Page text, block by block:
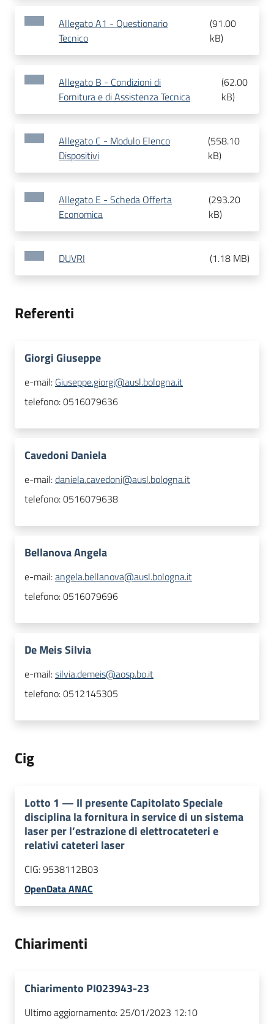
Allegato A1 - Questionario
Tecnico
(91.00
kB)
Allegato B - Condizioni di
Fornitura e di Assistenza Tecnica
(62.00
kB)
Allegato C - Modulo Elenco
Dispositivi
(558.10
kB)
Allegato E - Scheda Offerta
Economica
(293.20
kB)
DUVRI (1.18 MB)
Referenti
Giorgi Giuseppe
e-mail: Giuseppe.giorgi@ausl.bologna.it
telefono:0516079636
Cavedoni Daniela
e-mail:daniela.cavedoni@ausl.bologna.it
telefono:0516079638
Bellanova Angela
e-mail:angela.bellanova@ausl.bologna.it
telefono:0516079696
De Meis Silvia
e-mail:silvia.demeis@aosp.bo.it
telefono:0512145305
Cig
Lotto 1 — Il presente Capitolato Speciale
disciplina la fornitura in service di un sistema
laser per l’estrazione di elettrocateteri e
relativi cateteri laser
CIG:9538112B03
OpenData ANAC
Chiarimenti
Chiarimento PI023943-23
Ultimo aggiornamento: 25/01/2023 12:10